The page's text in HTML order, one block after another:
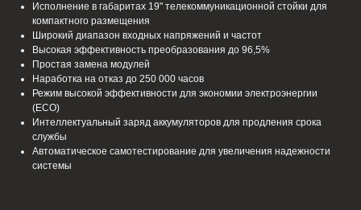
Исполнение в габаритах 19" телекоммуникационной стойки для
компактного размещения
Широкий диапазон входных напряжений и частот
Высокая эффективность преобразования до 96,5%
Простая замена модулей
Наработка на отказ до 250 000 часов
Режим высокой эффективности для экономии электроэнергии
(ЕСО)
Интеллектуальный заряд аккумуляторов для продления срока
службы
Автоматическое самотестирование для увеличения надежности
системы